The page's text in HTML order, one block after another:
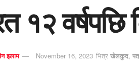
१२
इलाम November 16, 2023 भित्र खेलकुद,